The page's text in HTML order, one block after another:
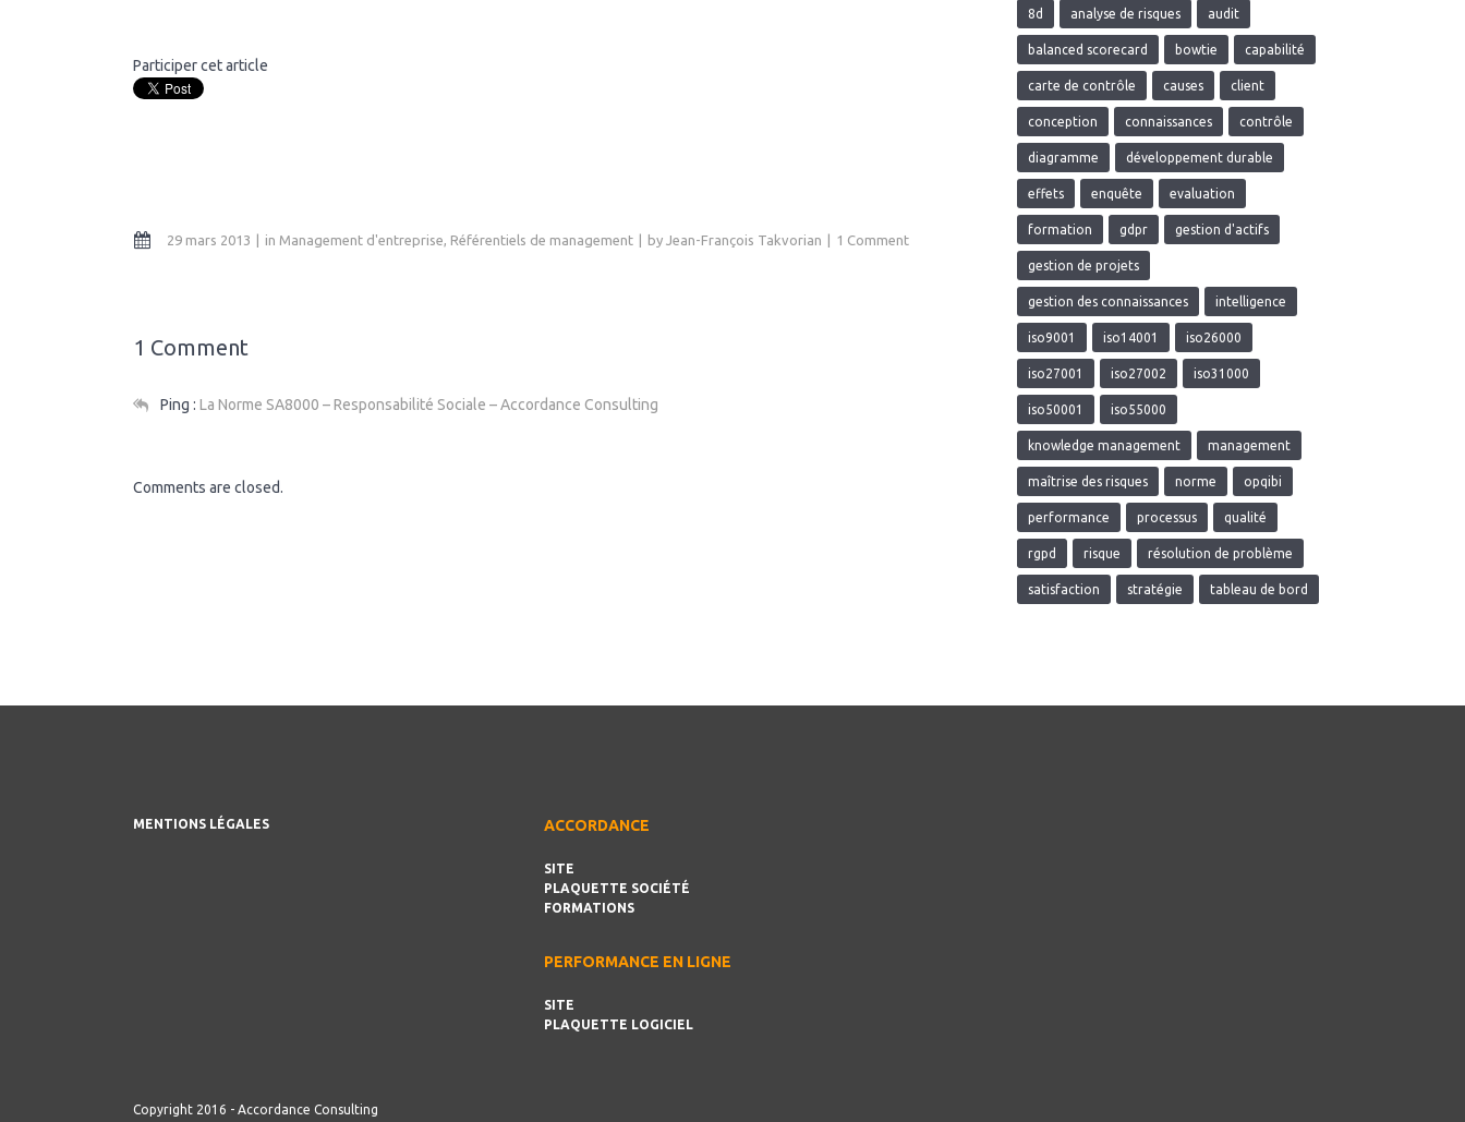
Participer cet article
29 mars 2013 in Management d'entreprise, Référentiels de management by Jean-François Takvorian 1 Comment
1 Comment
Ping : La Norme SA8000 – Responsabilité Sociale – Accordance Consulting
Comments are closed.
8d analyse de risques audit
balanced scorecard bowtie capabilité
carte de contrôle causes client
conception connaissances contrôle
diagramme développement durable
effets enquête evaluation
formation gdpr gestion d'actifs
gestion de projets
gestion des connaissances intelligence
iso9001 iso14001 iso26000
iso27001 iso27002 iso31000
iso50001 iso55000
knowledge management management
maîtrise des risques norme opqibi
performance processus qualité
rgpd risque résolution de problème
satisfaction stratégie tableau de bord
MENTIONS LÉGALES ACCORDANCE
SITE
PLAQUETTE SOCIÉTÉ
FORMATIONS
PERFORMANCE EN LIGNE
SITE
PLAQUETTE LOGICIEL
Copyright 2016 - Accordance Consulting